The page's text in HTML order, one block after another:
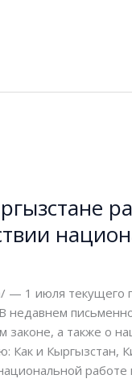
— 1 июля текущего
В недавнем
законе, а также о
Как и Кыргызстан,